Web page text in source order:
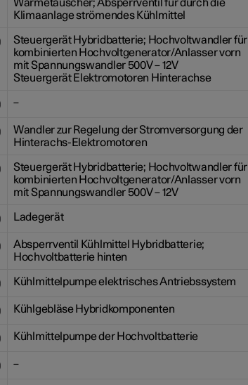
Wärmetauscher; Absperrventil für durch die
Klimaanlage strömendes Kühlmittel
Steuergerät Hybridbatterie; Hochvoltwandler für
kombinierten Hochvoltgenerator/Anlasser vorn
mit Spannungswandler 500V – 12V
Steuergerät Elektromotoren Hinterachse
–
Wandler zur Regelung der Stromversorgung der
Hinterachs-Elektromotoren
Steuergerät Hybridbatterie; Hochvoltwandler für
kombinierten Hochvoltgenerator/Anlasser vorn
mit Spannungswandler 500V – 12V
Ladegerät
Absperrventil Kühlmittel Hybridbatterie;
Hochvoltbatterie hinten
Kühlmittelpumpe elektrisches Antriebssystem
Kühlgebläse Hybridkomponenten
Kühlmittelpumpe der Hochvoltbatterie
–